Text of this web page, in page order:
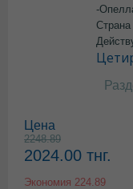
-
Цена
2248.89
2024.00 тнг.
Экономия 224.89